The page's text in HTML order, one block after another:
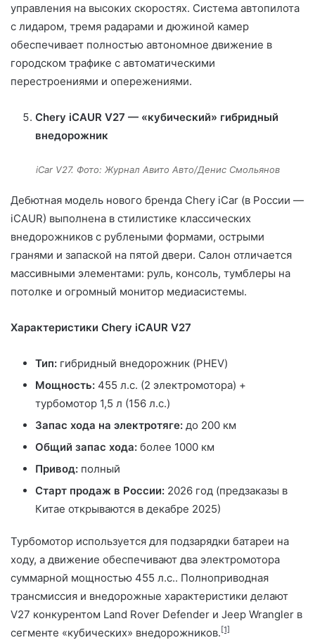
управления на высоких скоростях. Система автопилота
с лидаром, тремя радарами и дюжиной камер
обеспечивает полностью автономное движение в
городском трафике с автоматическими
перестроениями и опережениями.
Chery iCAUR V27 — «кубический» гибридный
внедорожник
iCar V27. Фото: Журнал Авито Авто/Денис Смольянов
Дебютная модель нового бренда Chery iCar (в России —
iCAUR) выполнена в стилистике классических
внедорожников с рублеными формами, острыми
гранями и запаской на пятой двери. Салон отличается
массивными элементами: руль, консоль, тумблеры на
потолке и огромный монитор медиасистемы.
Характеристики Chery iCAUR V27
Тип: гибридный внедорожник (PHEV)
Мощность: 455 л.с. (2 электромотора) +
турбомотор 1,5 л (156 л.с.)
Запас хода на электротяге: до 200 км
Общий запас хода: более 1000 км
Привод: полный
Старт продаж в России: 2026 год (предзаказы в
Китае открываются в декабре 2025)
Турбомотор используется для подзарядки батареи на
ходу, а движение обеспечивают два электромотора
суммарной мощностью 455 л.с.. Полноприводная
трансмиссия и внедорожные характеристики делают
V27 конкурентом Land Rover Defender и Jeep Wrangler в
сегменте «кубических» внедорожников. [1]